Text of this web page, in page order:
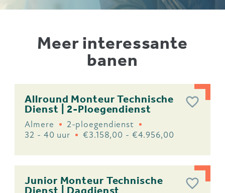
Meer interessante
banen
Allround Monteur Technische
Dienst | 2-Ploegendienst
Almere
2-ploegendienst
32 - 40 uur
€3.158,00 - €4.956,00
Junior Monteur Technische
Dienst | Dagdienst